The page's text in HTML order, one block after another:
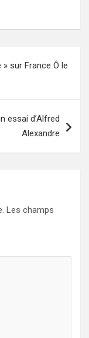
sur France Ô le
essai d’Alfred
Alexandre
Les champs